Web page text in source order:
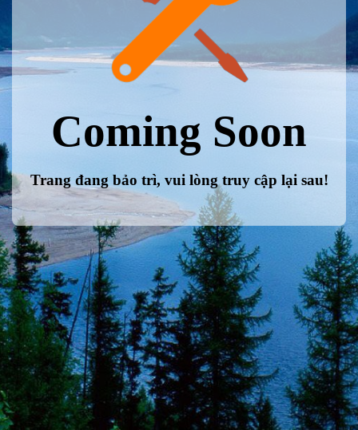
Coming Soon
Trang đang bảo trì, vui lòng truy cập lại sau!